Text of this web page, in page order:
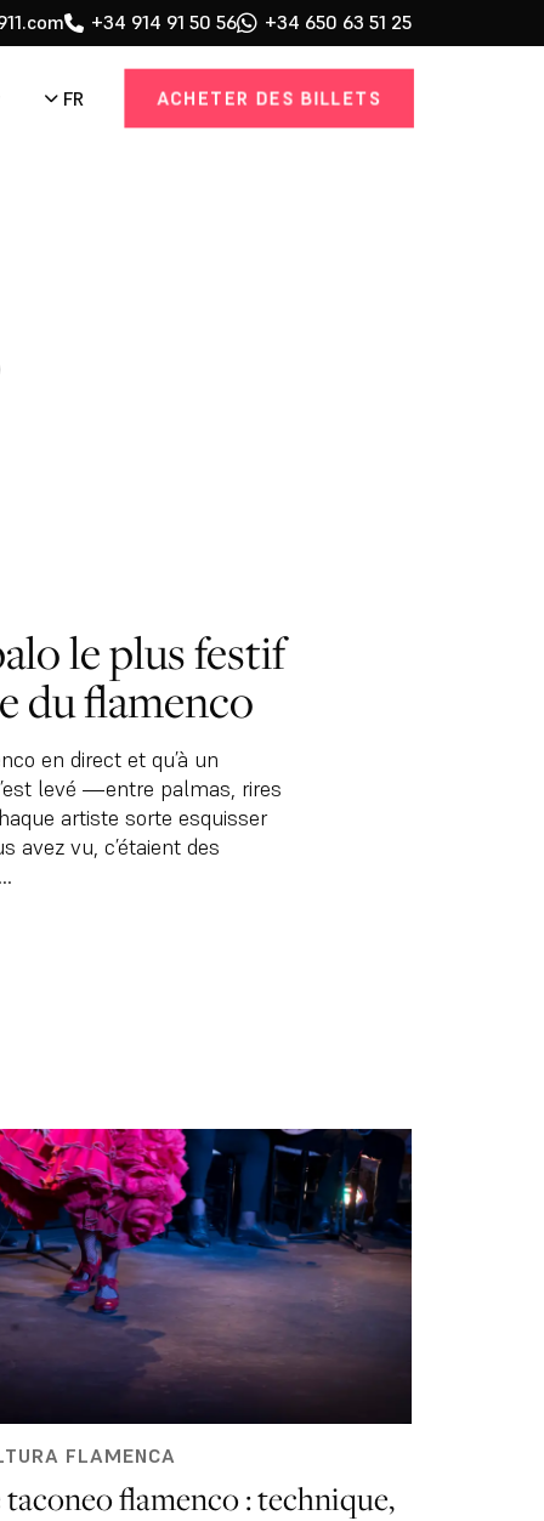
+34 914 91 50 56 +34 650 63 51 25
FR ACHETER DES BILLETS
le plus festif
du flamenco
en direct et qu’à un
levé —entre palmas, rires
artiste sorte esquisser
avez vu, c’étaient des
FLAMENCA
taconeo flamenco : technique,